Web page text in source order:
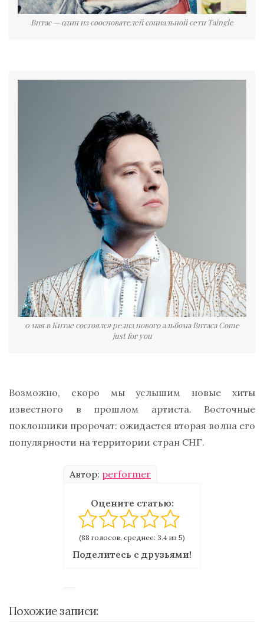
Витас — один из сооснователей социальной сети Taingle
0 мая в Китае состоялся релиз нового альбома Витаса Come
just for you
Возможно, скоро мы услышим новые хиты
известного в прошлом артиста. Восточные
поклонники пророчат: ожидается вторая волна его
популярности на территории стран СНГ.
Автор: performer
Оцените статью:
(88 голосов, среднее: 3.4 из 5)
Поделитесь с друзьями!
Похожие записи: